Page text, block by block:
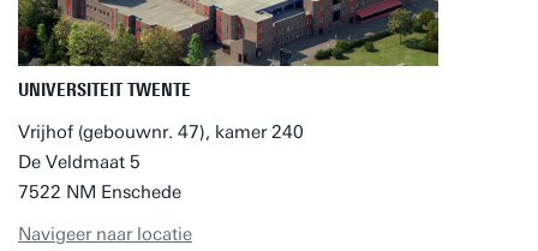
UNIVERSITEIT TWENTE
Vrijhof (gebouwnr. 47), kamer 240
De Veldmaat 5
7522 NM Enschede
Navigeer naar locatie